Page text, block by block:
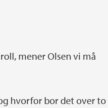
mener Olsen vi må
hvorfor bor det over to